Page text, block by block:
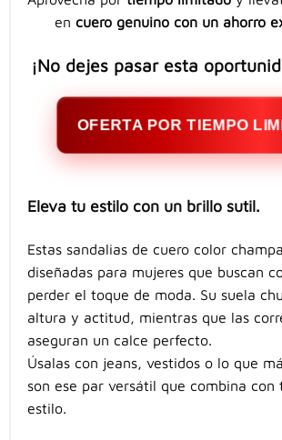
en cuero genuino con un ahorro
¡No dejes pasar esta
OFERTA POR TIEMPO
Eleva tu estilo con un brillo sutil.
Estas sandalias de cuero color
diseñadas para mujeres que buscan
perder el toque de moda. Su suela
altura y actitud, mientras que las
aseguran un calce perfecto.
Úsalas con jeans, vestidos o lo que
son ese par versátil que combina
estilo.